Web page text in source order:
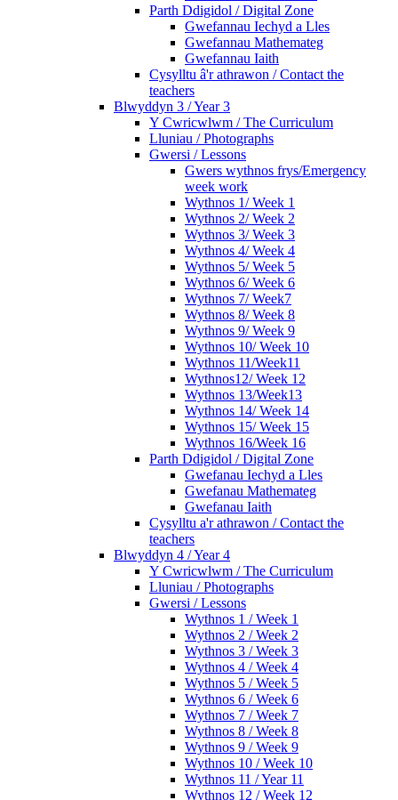
Parth Ddigidol / Digital Zone
Gwefannau Iechyd a Lles
Gwefannau Mathemateg
Gwefannau Iaith
Cysylltu â'r athrawon / Contact the
teachers
Blwyddyn 3 / Year 3
Y Cwricwlwm / The Curriculum
Lluniau / Photographs
Gwersi / Lessons
Gwers wythnos frys/Emergency
week work
Wythnos 1/ Week 1
Wythnos 2/ Week 2
Wythnos 3/ Week 3
Wythnos 4/ Week 4
Wythnos 5/ Week 5
Wythnos 6/ Week 6
Wythnos 7/ Week7
Wythnos 8/ Week 8
Wythnos 9/ Week 9
Wythnos 10/ Week 10
Wythnos 11/Week11
Wythnos12/ Week 12
Wythnos 13/Week13
Wythnos 14/ Week 14
Wythnos 15/ Week 15
Wythnos 16/Week 16
Parth Ddigidol / Digital Zone
Gwefanau Iechyd a Lles
Gwefanau Mathemateg
Gwefanau Iaith
Cysylltu a'r athrawon / Contact the
teachers
Blwyddyn 4 / Year 4
Y Cwricwlwm / The Curriculum
Lluniau / Photographs
Gwersi / Lessons
Wythnos 1 / Week 1
Wythnos 2 / Week 2
Wythnos 3 / Week 3
Wythnos 4 / Week 4
Wythnos 5 / Week 5
Wythnos 6 / Week 6
Wythnos 7 / Week 7
Wythnos 8 / Week 8
Wythnos 9 / Week 9
Wythnos 10 / Week 10
Wythnos 11 / Year 11
Wythnos 12 / Week 12